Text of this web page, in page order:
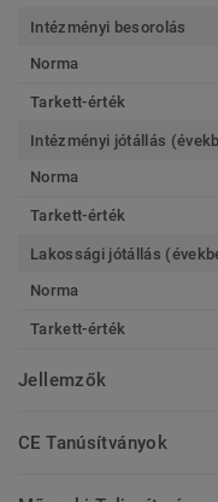
Intézményi besorolás
Norma
Tarkett-érték
Intézményi jótállás
Norma
Tarkett-érték
Lakossági jótállás
Norma
Tarkett-érték
Jellemzők
CE Tanúsítványok